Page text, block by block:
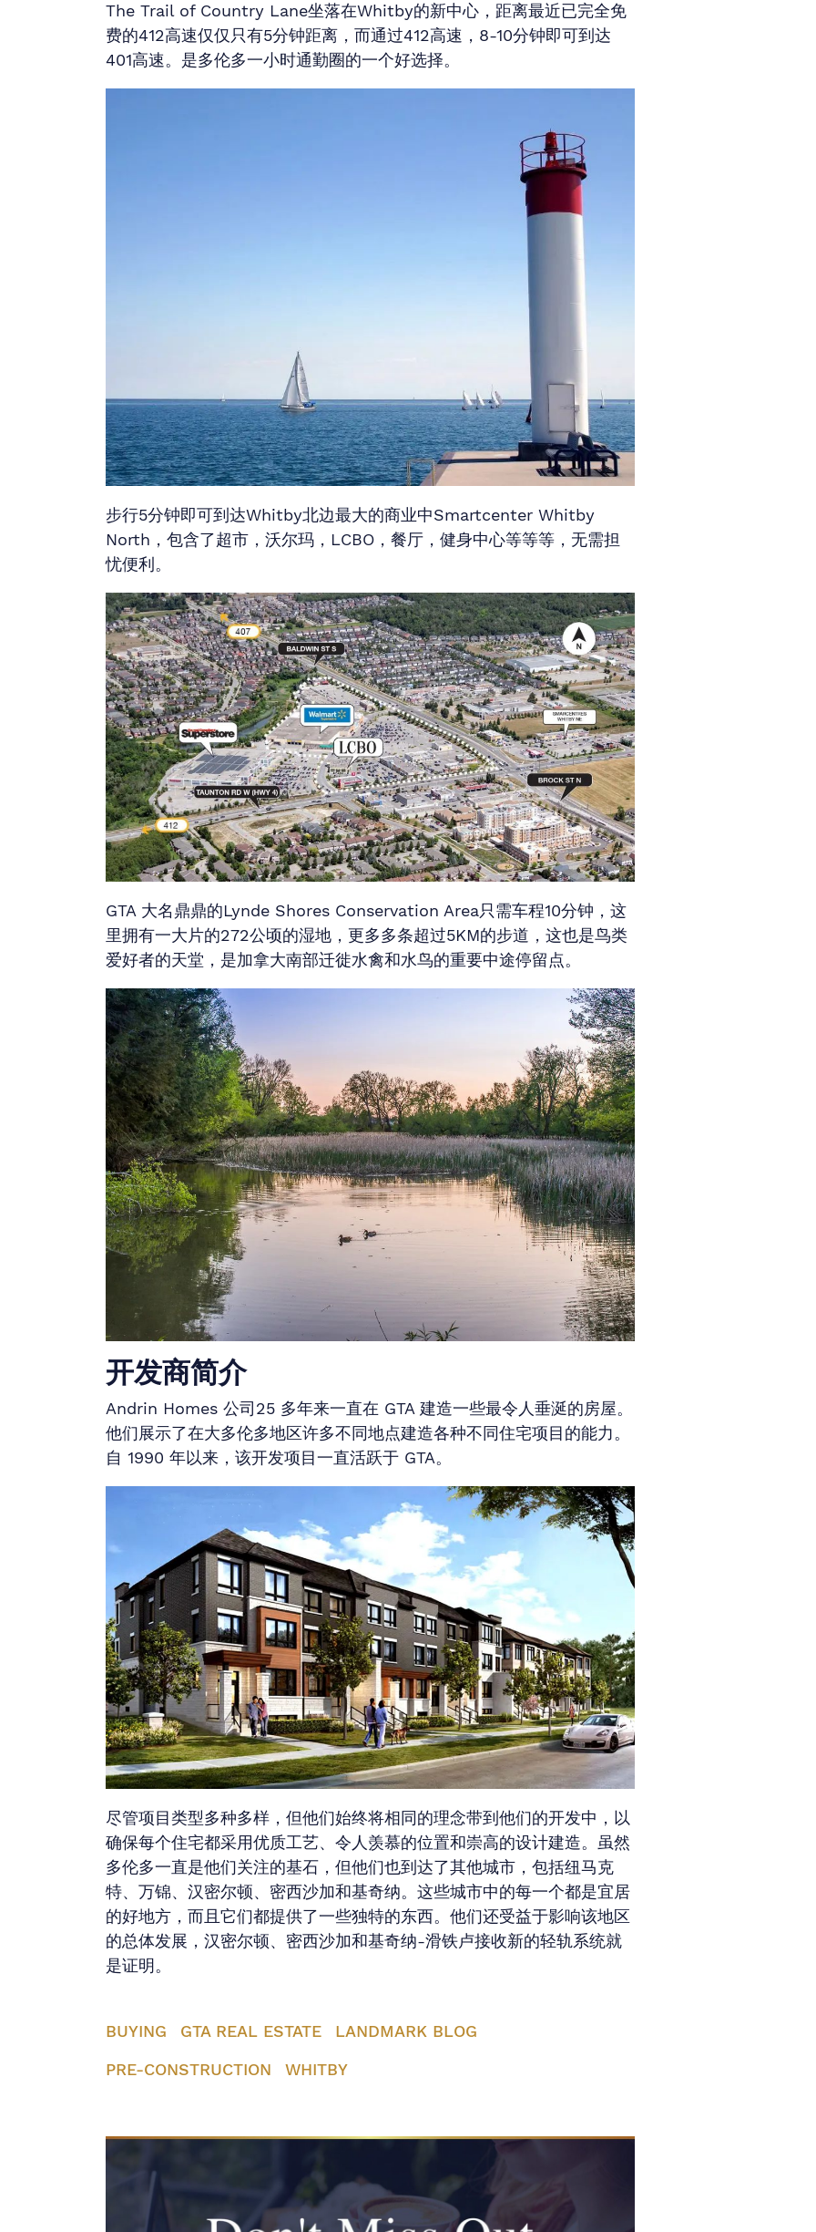
The Trail of Country Lane坐落在Whitby的新中心，距离最近已完全免
费的412高速仅仅只有5分钟距离，而通过412高速，8-10分钟即可到达
401高速。是多伦多一小时通勤圈的一个好选择。
步行5分钟即可到达Whitby北边最大的商业中Smartcenter Whitby
North，包含了超市，沃尔玛，LCBO，餐厅，健身中心等等等，无需担
忧便利。
GTA 大名鼎鼎的Lynde Shores Conservation Area只需车程10分钟，这
里拥有一大片的272公顷的湿地，更多多条超过5KM的步道，这也是鸟类
爱好者的天堂，是加拿大南部迁徙水禽和水鸟的重要中途停留点。
开发商简介
Andrin Homes 公司25 多年来一直在 GTA 建造一些最令人垂涎的房屋。
他们展示了在大多伦多地区许多不同地点建造各种不同住宅项目的能力。
自 1990 年以来，该开发项目一直活跃于 GTA。
尽管项目类型多种多样，但他们始终将相同的理念带到他们的开发中，以
确保每个住宅都采用优质工艺、令人羡慕的位置和崇高的设计建造。虽然
多伦多一直是他们关注的基石，但他们也到达了其他城市，包括纽马克
特、万锦、汉密尔顿、密西沙加和基奇纳。这些城市中的每一个都是宜居
的好地方，而且它们都提供了一些独特的东西。他们还受益于影响该地区
的总体发展，汉密尔顿、密西沙加和基奇纳-滑铁卢接收新的轻轨系统就
是证明。
BUYING GTA REAL ESTATE
LANDMARK BLOG
PRE-CONSTRUCTION
WHITBY